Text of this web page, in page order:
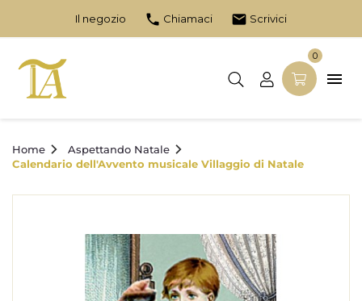
Il negozio phone Chiamaci email Scrivici

0
Home
Aspettando Natale
Calendario dell'Avvento musicale Villaggio di Natale